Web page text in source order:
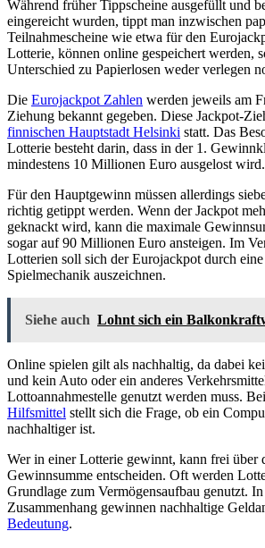
Während früher Tippscheine ausgefüllt und
eingereicht wurden, tippt man inzwischen
Teilnahmescheine wie etwa für den
Lotterie, können online gespeichert werden,
Unterschied zu Papierlosen weder verlegen
Die Eurojackpot Zahlen werden jeweils am
Ziehung bekannt gegeben. Diese Jackpot-
finnischen Hauptstadt Helsinki statt. Das
Lotterie besteht darin, dass in der 1.
mindestens 10 Millionen Euro ausgelost wird.
Für den Hauptgewinn müssen allerdings
richtig getippt werden. Wenn der Jackpot
geknackt wird, kann die maximale
sogar auf 90 Millionen Euro ansteigen. Im
Lotterien soll sich der Eurojackpot durch
Spielmechanik auszeichnen.
Siehe auch Lohnt sich ein
Online spielen gilt als nachhaltig, da dabei
und kein Auto oder ein anderes
Lottoannahmestelle genutzt werden muss.
Hilfsmittel stellt sich die Frage, ob ein
nachhaltiger ist.
Wer in einer Lotterie gewinnt, kann frei über
Gewinnsumme entscheiden. Oft werden
Grundlage zum Vermögensaufbau genutzt.
Zusammenhang gewinnen nachhaltige
Bedeutung.